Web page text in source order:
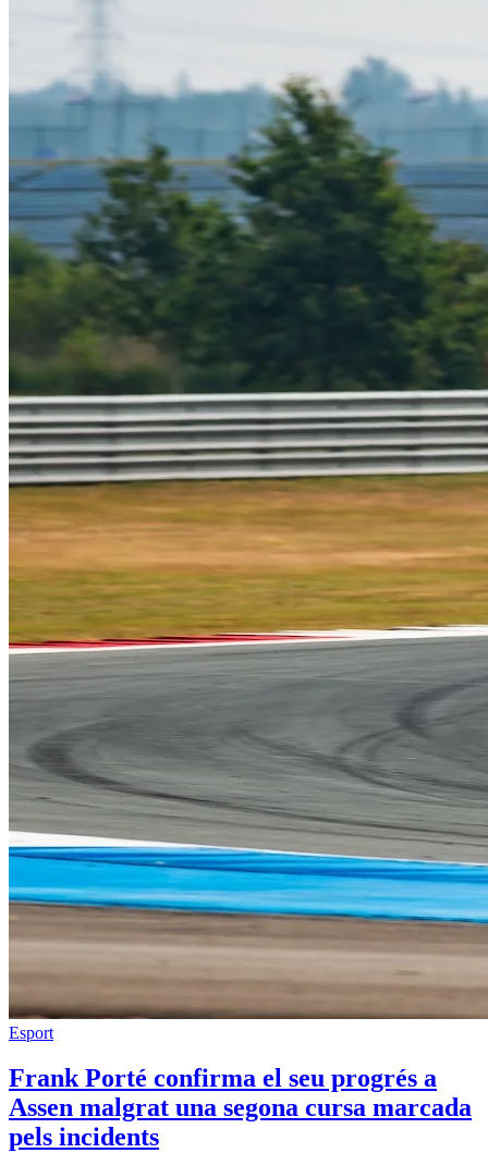
Esport
Frank Porté confirma el seu progrés a
Assen malgrat una segona cursa marcada
pels incidents